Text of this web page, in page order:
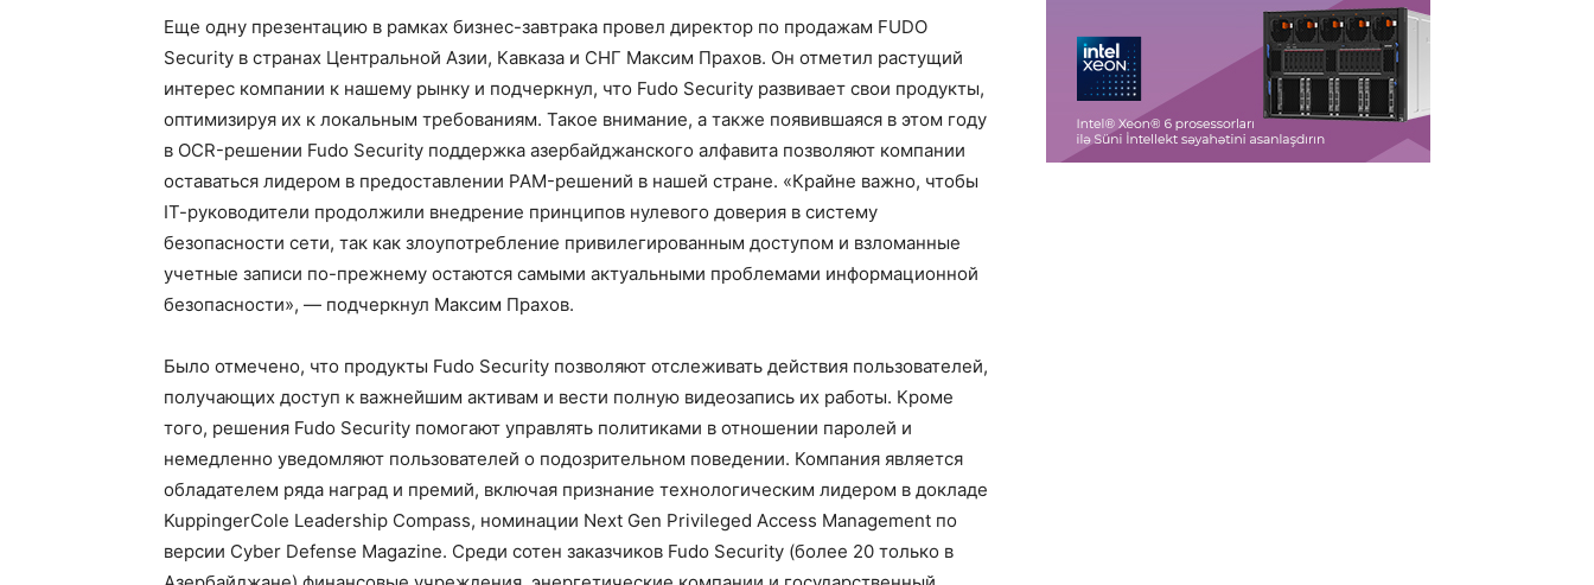
Еще одну презентацию в рамках бизнес-завтрака провел директор по продажам FUDO
Security в странах Центральной Азии, Кавказа и СНГ Максим Прахов. Он отметил растущий
интерес компании к нашему рынку и подчеркнул, что Fudo Security развивает свои продукты,
оптимизируя их к локальным требованиям. Такое внимание, а также появившаяся в этом году
в OCR-решении Fudo Security поддержка азербайджанского алфавита позволяют компании
оставаться лидером в предоставлении PAM-решений в нашей стране. «Крайне важно, чтобы
IТ-руководители продолжили внедрение принципов нулевого доверия в систему
безопасности сети, так как злоупотребление привилегированным доступом и взломанные
учетные записи по-прежнему остаются самыми актуальными проблемами информационной
безопасности», — подчеркнул Максим Прахов.
Было отмечено, что продукты Fudo Security позволяют отслеживать действия пользователей,
получающих доступ к важнейшим активам и вести полную видеозапись их работы. Кроме
того, решения Fudo Security помогают управлять политиками в отношении паролей и
немедленно уведомляют пользователей о подозрительном поведении. Компания является
обладателем ряда наград и премий, включая признание технологическим лидером в докладе
KuppingerCole Leadership Compass, номинации Next Gen Privileged Access Management по
версии Cyber Defense Magazine. Среди сотен заказчиков Fudo Security (более 20 только в